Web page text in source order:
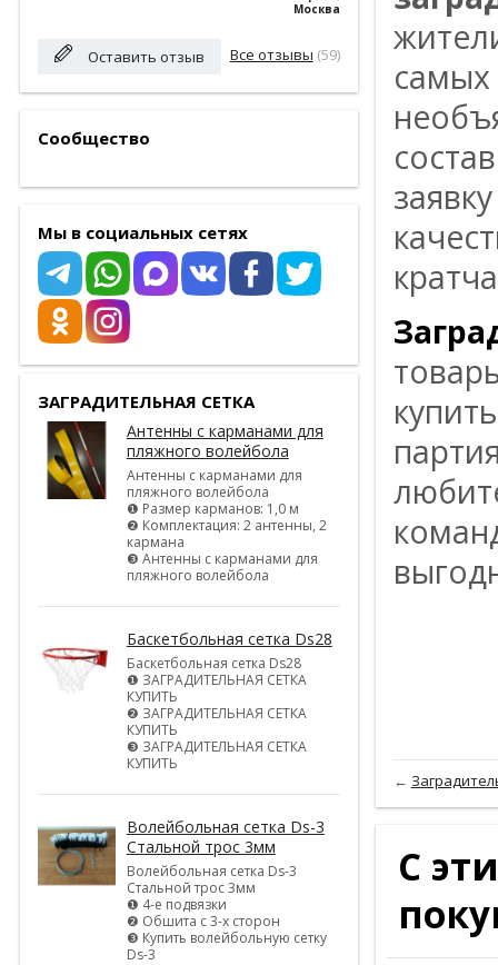
Москва
Оставить отзыв Все отзывы (59)
Сообщество
Мы в социальных сетях
ЗАГРАДИТЕЛЬНАЯ СЕТКА
Антенны с карманами для
пляжного волейбола
Антенны с карманами для
пляжного волейбола
❶ Размер карманов: 1,0 м
❷ Комплектация: 2 антенны, 2
кармана
❸ Антенны с карманами для
пляжного волейбола
Баскетбольная сетка Ds28
Баскетбольная сетка Ds28
❶ ЗАГРАДИТЕЛЬНАЯ СЕТКА
КУПИТЬ
❷ ЗАГРАДИТЕЛЬНАЯ СЕТКА
КУПИТЬ
❸ ЗАГРАДИТЕЛЬНАЯ СЕТКА
КУПИТЬ
Волейбольная сетка Ds-3
Стальной трос 3мм
Волейбольная сетка Ds-3
Стальной трос 3мм
❶ 4-е подвязки
❷ Обшита с 3-х сторон
❸ Купить волейбольную сетку
Ds-3
caмых
←
С